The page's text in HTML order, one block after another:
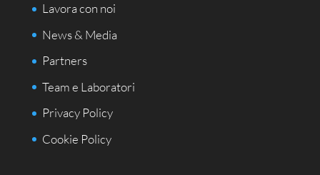
Lavora con noi
News & Media
Partners
Team e Laboratori
Privacy Policy
Cookie Policy